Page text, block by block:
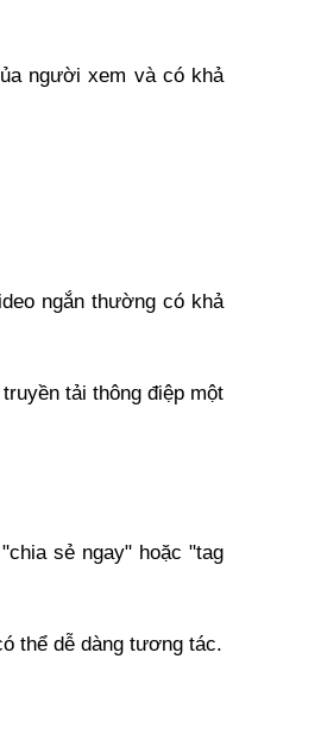
người xem và có khả
ngắn thường có khả
tải thông điệp một
sẻ ngay" hoặc "tag
thể dễ dàng tương tác.